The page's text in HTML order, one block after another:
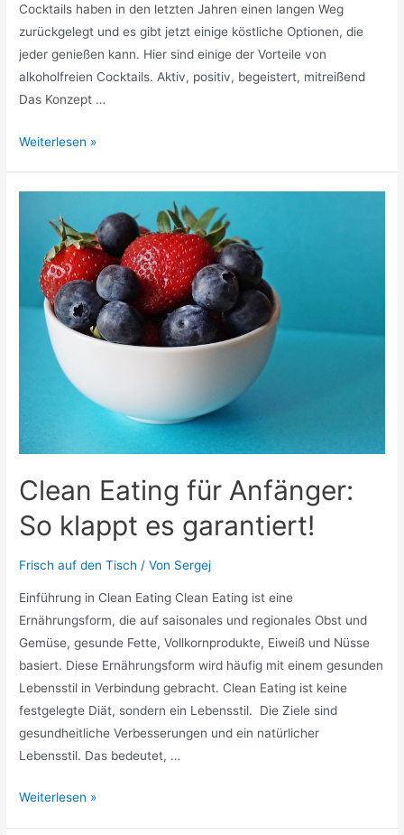
Cocktails haben in den letzten Jahren einen langen Weg
zurückgelegt und es gibt jetzt einige köstliche Optionen, die
jeder genießen kann. Hier sind einige der Vorteile von
alkoholfreien Cocktails. Aktiv, positiv, begeistert, mitreißend
Das Konzept …
Es
Alkohol
sein
Vorteil
alkoholfreien
Weiterlesen »
Clean Eating für Anfänger:
So klappt es garantiert!
Frisch auf den Tisch / Von Sergej
Einführung in Clean Eating Clean Eating ist eine
Ernährungsform, die auf saisonales und regionales Obst und
Gemüse, gesunde Fette, Vollkornprodukte, Eiweiß und Nüsse
basiert. Diese Ernährungsform wird häufig mit einem gesunden
Lebensstil in Verbindung gebracht. Clean Eating ist keine
festgelegte Diät, sondern ein Lebensstil. Die Ziele sind
gesundheitliche Verbesserungen und ein natürlicher
Lebensstil. Das bedeutet, …
Clean
Weiterlesen »